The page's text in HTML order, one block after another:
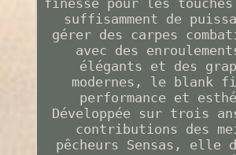
suffisamment de
gérer des carpes
avec des
élégants et des
modernes, le blank
performance et
Développée sur trois
contributions des
pêcheurs Sensas, elle